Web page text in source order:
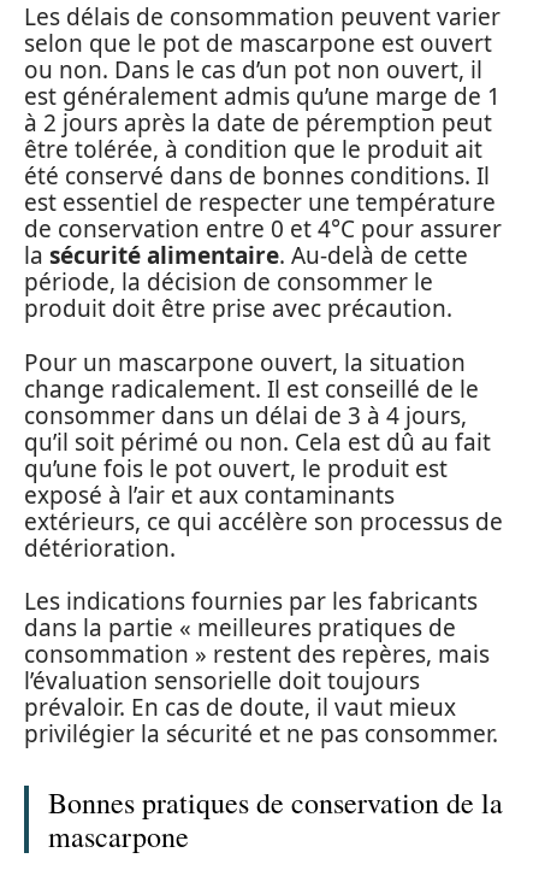
Les délais de consommation peuvent varier
selon que le pot de mascarpone est ouvert
ou non. Dans le cas d’un pot non ouvert, il
est généralement admis qu’une marge de 1
à 2 jours après la date de péremption peut
être tolérée, à condition que le produit ait
été conservé dans de bonnes conditions. Il
est essentiel de respecter une température
de conservation entre 0 et 4°C pour assurer
la sécurité alimentaire. Au-delà de cette
période, la décision de consommer le
produit doit être prise avec précaution.
Pour un mascarpone ouvert, la situation
change radicalement. Il est conseillé de le
consommer dans un délai de 3 à 4 jours,
qu’il soit périmé ou non. Cela est dû au fait
qu’une fois le pot ouvert, le produit est
exposé à l’air et aux contaminants
extérieurs, ce qui accélère son processus de
détérioration.
Les indications fournies par les fabricants
dans la partie « meilleures pratiques de
consommation » restent des repères, mais
l’évaluation sensorielle doit toujours
prévaloir. En cas de doute, il vaut mieux
privilégier la sécurité et ne pas consommer.
Bonnes pratiques de conservation de la
mascarpone